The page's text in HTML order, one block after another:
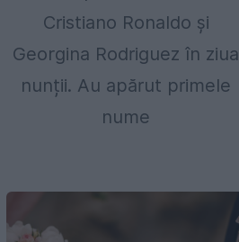
Cristiano Ronaldo și
Georgina Rodriguez în ziua
nunții. Au apărut primele
nume